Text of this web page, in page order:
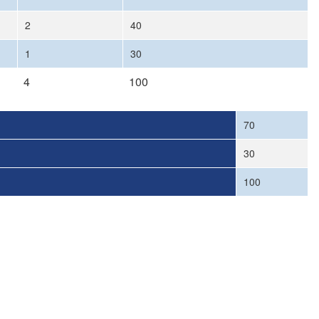
2
40
1 30
4 100
70
30
100